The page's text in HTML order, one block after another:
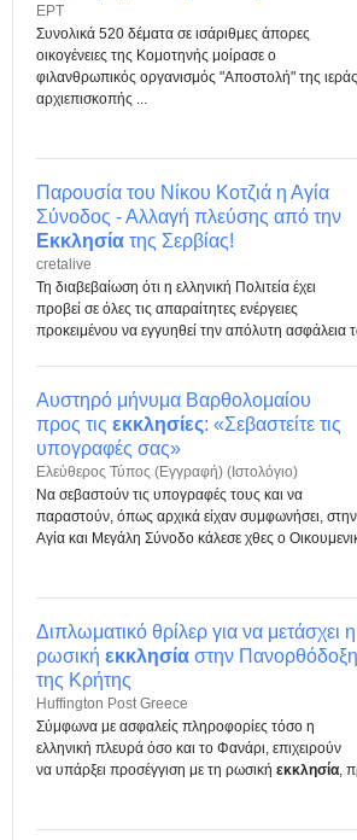
ΕΡΤ
Συνολικά 520 δέματα σε ισάριθμες άπορες
οικογένειες της Κομοτηνής μοίρασε ο
φιλανθρωπικός οργανισμός "Αποστολή" της ιεράς
αρχιεπισκοπής ...
Παρουσία του Νίκου Κοτζιά η Αγία
Σύνοδος - Αλλαγή πλεύσης από την
Εκκλησία της Σερβίας!
cretalive
Τη διαβεβαίωση ότι η ελληνική Πολιτεία έχει
προβεί σε όλες τις απαραίτητες ενέργειες
προκειμένου να εγγυηθεί την απόλυτη ασφάλεια
Αυστηρό μήνυμα Βαρθολομαίου
προς τις εκκλησίες: «Σεβαστείτε τις
υπογραφές σας»
Ελεύθερος Τύπος (Εγγραφή) (Ιστολόγιο)
Να σεβαστούν τις υπογραφές τους και να
παραστούν, όπως αρχικά είχαν συμφωνήσει, στην
Αγία και Μεγάλη Σύνοδο κάλεσε χθες ο
Διπλωματικό θρίλερ για να μετάσχει η
ρωσική εκκλησία στην Πανορθόδοξη
της Κρήτης
Huffington Post Greece
Σύμφωνα με ασφαλείς πληροφορίες τόσο η
ελληνική πλευρά όσο και το Φανάρι, επιχειρούν
να υπάρξει προσέγγιση με τη ρωσική εκκλησία ,